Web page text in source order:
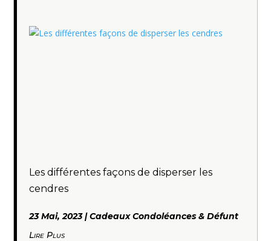
Les différentes façons de disperser les
cendres
23 Mai, 2023|Cadeaux Condoléances & Défunt
Lire Plus